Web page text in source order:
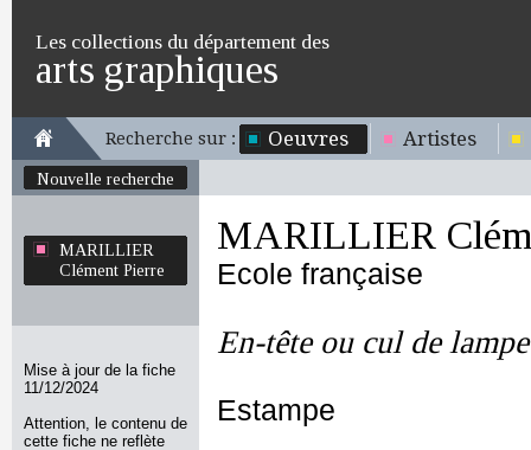
Les collections du département des
arts graphiques
Recherche sur : Oeuvres Artistes
Nouvelle recherche
MARILLIER
Clément Pierre
Mise à jour de la fiche
11/12/2024
Attention, le contenu de
cette fiche ne reflète
MARILLIER
Ecole française
En-tête ou cul de
Estampe